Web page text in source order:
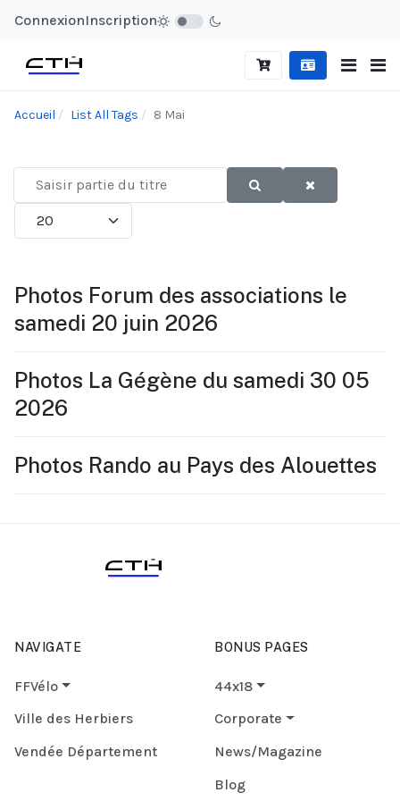
ConnexionInscription
Accueil List All Tags 8 Mai
Saisir
partie
titre
Afficher #
Photos Forum des associations le
samedi 20 juin 2026
Photos La Gégène du samedi 30 05
2026
Photos Rando au Pays des Alouettes
NAVIGATE
FFVélo
Ville des Herbiers
Vendée Département
BONUS PAGES
44x18
Corporate
News/Magazine
Blog